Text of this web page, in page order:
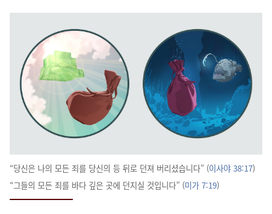
“당신은 나의 모든 죄를 당신의 등 뒤로 던져 버리셨습니다” (이사야 38:17)
“그들의 모든 죄를 바다 깊은 곳에 던지실 것입니다” (미가 7:19)